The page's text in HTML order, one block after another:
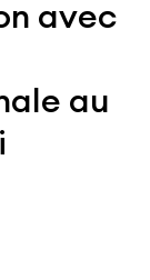
avec
au